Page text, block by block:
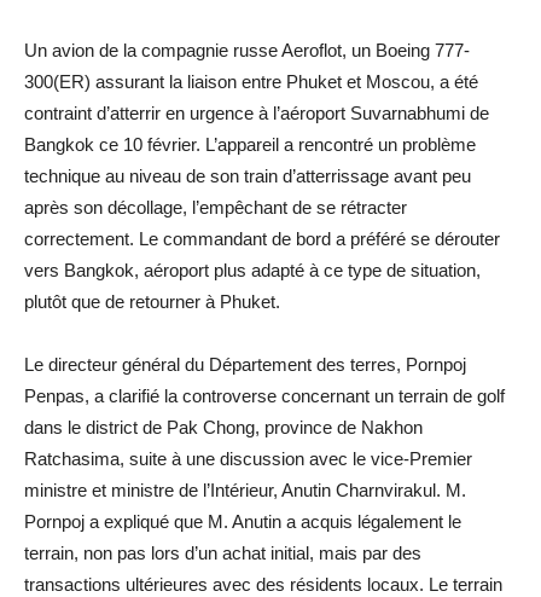
Un avion de la compagnie russe Aeroflot, un Boeing 777-
300(ER) assurant la liaison entre Phuket et Moscou, a été
contraint d’atterrir en urgence à l’aéroport Suvarnabhumi de
Bangkok ce 10 février. L’appareil a rencontré un problème
technique au niveau de son train d’atterrissage avant peu
après son décollage, l’empêchant de se rétracter
correctement. Le commandant de bord a préféré se dérouter
vers Bangkok, aéroport plus adapté à ce type de situation,
plutôt que de retourner à Phuket.
Le directeur général du Département des terres, Pornpoj
Penpas, a clarifié la controverse concernant un terrain de golf
dans le district de Pak Chong, province de Nakhon
Ratchasima, suite à une discussion avec le vice-Premier
ministre et ministre de l’Intérieur, Anutin Charnvirakul. M.
Pornpoj a expliqué que M. Anutin a acquis légalement le
terrain, non pas lors d’un achat initial, mais par des
transactions ultérieures avec des résidents locaux. Le terrain